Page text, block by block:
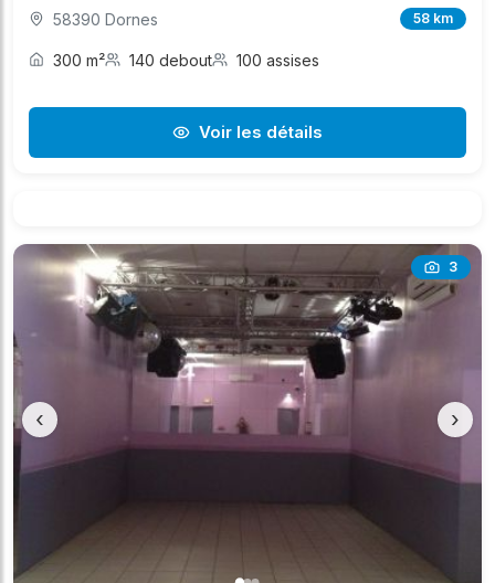
58390 Dornes 58 km
300 m² 140 debout 100 assises
Voir les détails
3
‹ ›